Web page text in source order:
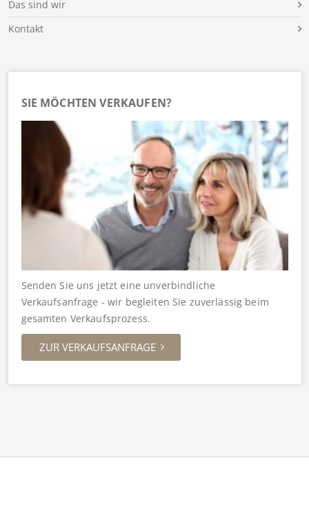
Das sind wir
Kontakt
SIE MÖCHTEN VERKAUFEN?
Senden Sie uns jetzt eine unverbindliche
Verkaufsanfrage - wir begleiten Sie zuverlässig beim
gesamten Verkaufsprozess.
ZUR VERKAUFSANFRAGE